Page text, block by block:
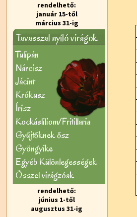
rendelhető:
január 15-től
március 31-ig
Tavasszal nyíló virágok
Tulipán
Nárcisz
Jácint
Krókusz
Írisz
Kockásliliom/Fritillaria
Gyűjtőknek ősz
Gyöngyike
Egyéb Különlegességek
Õsszel virágzóak
rendelhető:
június 1-től
augusztus 31-ig